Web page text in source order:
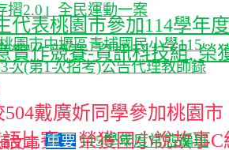
代表桃園市參加114學年
實作競賽-資訊科技組, 榮
摺2.0」全民運動一案
園市中壢區青埔國民小學115
次(第1次招考)公告代理教師錄
重要 115學年度常態編班